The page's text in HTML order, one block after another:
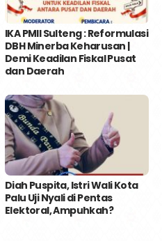
IKA PMII Sulteng : Reformulasi
DBH Minerba Keharusan |
Demi Keadilan Fiskal Pusat
dan Daerah
Diah Puspita, Istri Wali Kota
Palu Uji Nyali di Pentas
Elektoral, Ampuhkah?